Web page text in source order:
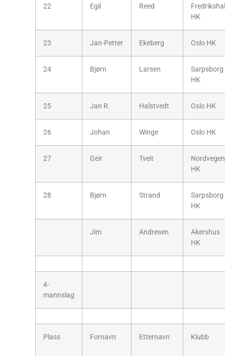
22 Egil Reed
HK
23 Jan-Petter Ekeberg Oslo HK
24 Bjørn Larsen
Sarpsborg
HK
25 Jan R. Halstvedt Oslo HK
26 Johan Winge Oslo HK
27 Geir Tveit
Nordvegen
HK
28 Bjørn Strand
Sarpsborg
HK
Jim Andresen
Akershus
HK
4-
mannslag
Plass Fornavn Etternavn Klubb